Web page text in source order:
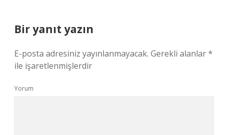
Bir yanıt yazın
E-posta adresiniz yayınlanmayacak. Gerekli alanlar*
ile işaretlenmişlerdir
Yorum